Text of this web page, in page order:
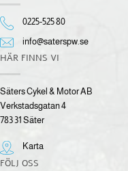
0225-525 80
info@saterspw.se
HÄR FINNS VI
Säters Cykel & Motor AB
Verkstadsgatan 4
783 31 Säter
Karta
FÖLJ OSS